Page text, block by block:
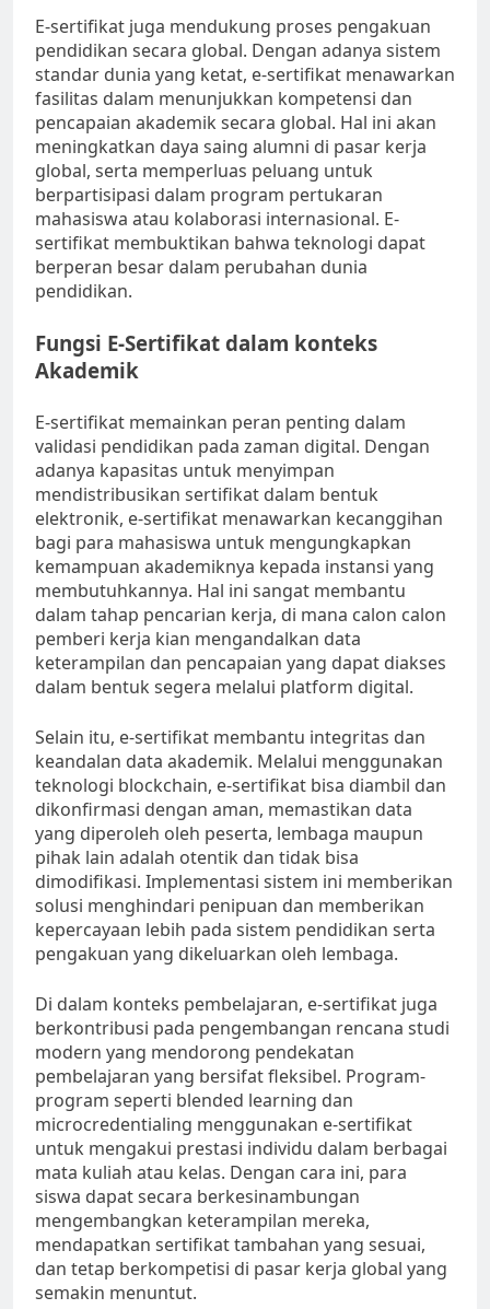
E-sertifikat juga mendukung proses pengakuan
pendidikan secara global. Dengan adanya sistem
standar dunia yang ketat, e-sertifikat menawarkan
fasilitas dalam menunjukkan kompetensi dan
pencapaian akademik secara global. Hal ini akan
meningkatkan daya saing alumni di pasar kerja
global, serta memperluas peluang untuk
berpartisipasi dalam program pertukaran
mahasiswa atau kolaborasi internasional. E-
sertifikat membuktikan bahwa teknologi dapat
berperan besar dalam perubahan dunia
pendidikan.
Fungsi E-Sertifikat dalam konteks
Akademik
E-sertifikat memainkan peran penting dalam
validasi pendidikan pada zaman digital. Dengan
adanya kapasitas untuk menyimpan
mendistribusikan sertifikat dalam bentuk
elektronik, e-sertifikat menawarkan kecanggihan
bagi para mahasiswa untuk mengungkapkan
kemampuan akademiknya kepada instansi yang
membutuhkannya. Hal ini sangat membantu
dalam tahap pencarian kerja, di mana calon calon
pemberi kerja kian mengandalkan data
keterampilan dan pencapaian yang dapat diakses
dalam bentuk segera melalui platform digital.
Selain itu, e-sertifikat membantu integritas dan
keandalan data akademik. Melalui menggunakan
teknologi blockchain, e-sertifikat bisa diambil dan
dikonfirmasi dengan aman, memastikan data
yang diperoleh oleh peserta, lembaga maupun
pihak lain adalah otentik dan tidak bisa
dimodifikasi. Implementasi sistem ini memberikan
solusi menghindari penipuan dan memberikan
kepercayaan lebih pada sistem pendidikan serta
pengakuan yang dikeluarkan oleh lembaga.
Di dalam konteks pembelajaran, e-sertifikat juga
berkontribusi pada pengembangan rencana studi
modern yang mendorong pendekatan
pembelajaran yang bersifat fleksibel. Program-
program seperti blended learning dan
microcredentialing menggunakan e-sertifikat
untuk mengakui prestasi individu dalam berbagai
mata kuliah atau kelas. Dengan cara ini, para
siswa dapat secara berkesinambungan
mengembangkan keterampilan mereka,
mendapatkan sertifikat tambahan yang sesuai,
dan tetap berkompetisi di pasar kerja global yang
semakin menuntut.